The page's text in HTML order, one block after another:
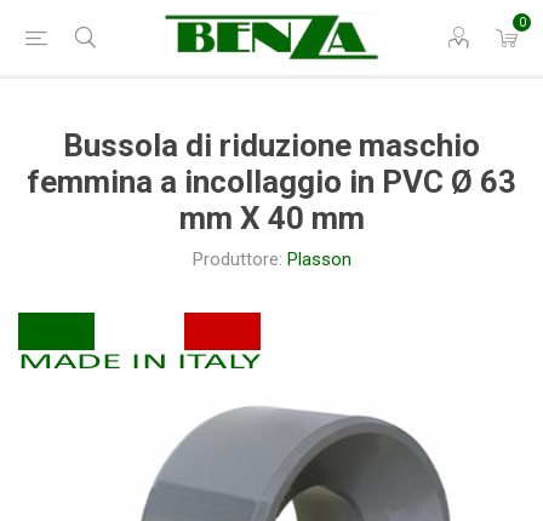
0
Bussola di riduzione maschio
femmina a incollaggio in PVC Ø 63
mm X 40 mm
Produttore: Plasson